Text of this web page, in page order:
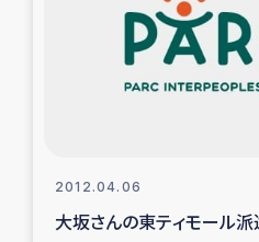
ガザ地区での公園の
ガザ地区における
ふりかけ普及と食生活
2012.04.06
大坂さんの東ティモール派